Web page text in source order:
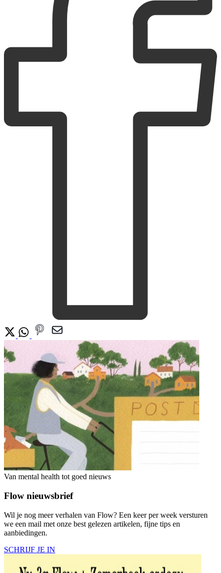
Van mental health tot goed nieuws
Flow nieuwsbrief
Wil je nog meer verhalen van Flow? Een keer per week versturen
we een mail met onze best gelezen artikelen, fijne tips en
aanbiedingen.
SCHRIJF JE IN